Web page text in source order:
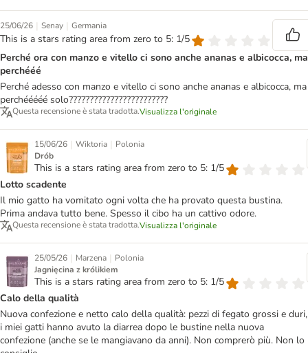
25/06/26 | Senay | Germania
This is a stars rating area from zero to 5: 1/5
Perché ora con manzo e vitello ci sono anche ananas e albicocca, ma
perchééé
Perché adesso con manzo e vitello ci sono anche ananas e albicocca, ma
perchééééé solo????????????????????????
Questa recensione è stata tradotta.Visualizza l'originale
15/06/26 | Wiktoria | Polonia
Drób
This is a stars rating area from zero to 5: 1/5
Lotto scadente
Il mio gatto ha vomitato ogni volta che ha provato questa bustina.
Prima andava tutto bene. Spesso il cibo ha un cattivo odore.
Questa recensione è stata tradotta.Visualizza l'originale
25/05/26 | Marzena | Polonia
Jagnięcina z królikiem
This is a stars rating area from zero to 5: 1/5
Calo della qualità
Nuova confezione e netto calo della qualità: pezzi di fegato grossi e duri,
i miei gatti hanno avuto la diarrea dopo le bustine nella nuova
confezione (anche se le mangiavano da anni). Non comprerò più. Non lo